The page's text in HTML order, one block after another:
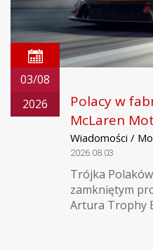
03/08
2026
Polacy w
McLaren
Wiadomości /
2026.08.03
Trójka
zamkniętym
Artura Trophy